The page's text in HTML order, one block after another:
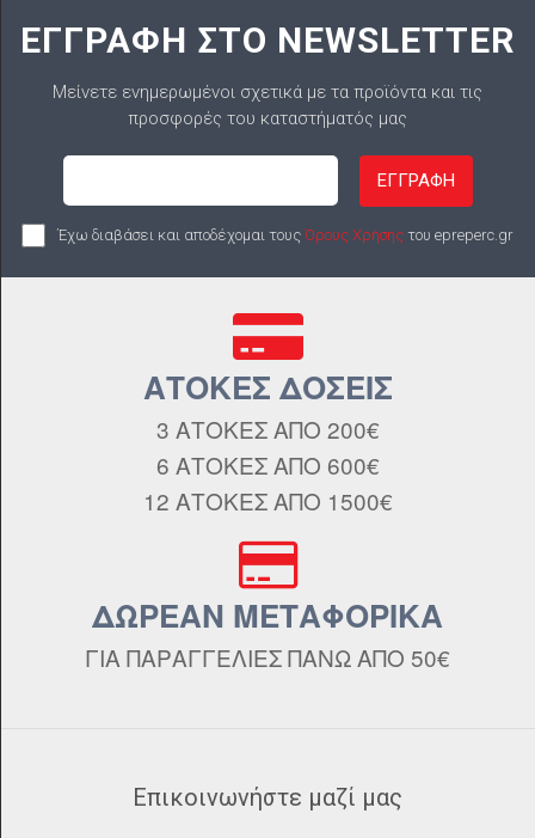
ΕΓΓΡΑΦΗ ΣΤΟ NEWSLETTER
Μείνετε ενημερωμένοι σχετικά με τα προϊόντα και τις
προσφορές του καταστήματός μας
ΕΓΓΡΑΦΗ
Έχω διαβάσει και αποδέχομαι τους Όρους Χρήσης του epreperc.gr
ΑΤΟΚΕΣ ΔΟΣΕΙΣ
3 ΑΤΟΚΕΣ ΑΠΟ 200€
6 ΑΤΟΚΕΣ ΑΠΟ 600€
12 ΑΤΟΚΕΣ ΑΠΟ 1500€
ΔΩΡΕΑΝ ΜΕΤΑΦΟΡΙΚΑ
ΓΙΑ ΠΑΡΑΓΓΕΛΙΕΣ ΠΑΝΩ ΑΠΟ 50€
Επικοινωνήστε μαζί μας